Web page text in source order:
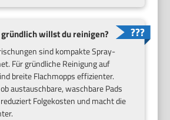
willst du reinigen?
sind kompakte Spray-
Für gründliche Reinigung auf
breite Flachmopps effizienter.
austauschbare, waschbare Pads
Folgekosten und macht die